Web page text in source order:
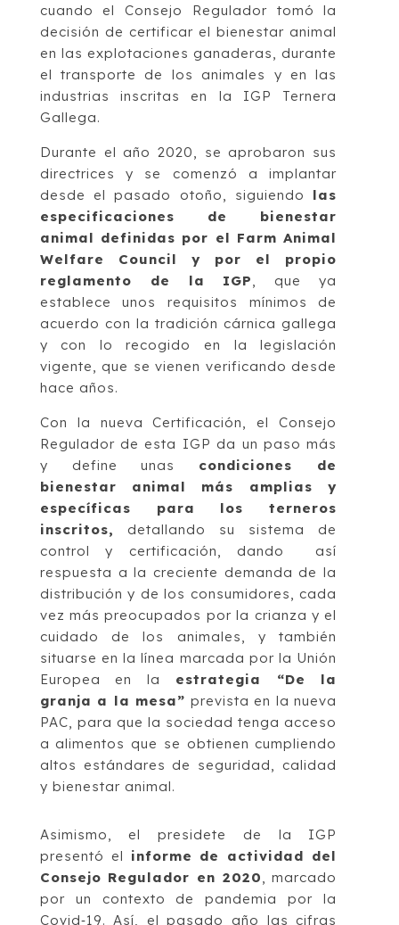
cuando el Consejo Regulador tomó la
decisión de certificar el bienestar animal
en las explotaciones ganaderas, durante
el transporte de los animales y en las
industrias inscritas en la IGP Ternera
Gallega.
Durante el año 2020, se aprobaron sus
directrices y se comenzó a implantar
desde el pasado otoño, siguiendo las
especificaciones de bienestar
animal definidas por el Farm Animal
Welfare Council y por el propio
reglamento de la IGP, que ya
establece unos requisitos mínimos de
acuerdo con la tradición cárnica gallega
y con lo recogido en la legislación
vigente, que se vienen verificando desde
hace años.
Con la nueva Certificación, el Consejo
Regulador de esta IGP da un paso más
y define unas condiciones de
bienestar animal más amplias y
específicas para los terneros
inscritos, detallando su sistema de
control y certificación, dando así
respuesta a la creciente demanda de la
distribución y de los consumidores, cada
vez más preocupados por la crianza y el
cuidado de los animales, y también
situarse en la línea marcada por la Unión
Europea en la estrategia “De la
granja a la mesa” prevista en la nueva
PAC, para que la sociedad tenga acceso
a alimentos que se obtienen cumpliendo
altos estándares de seguridad, calidad
y bienestar animal.
Asimismo, el presidete de la IGP
presentó el informe de actividad del
Consejo Regulador en 2020, marcado
por un contexto de pandemia por la
Covid‐19. Así, el pasado año las cifras